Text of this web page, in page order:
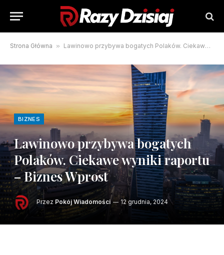
Strona Główna » Lawinowo przybywa bogatych Polaków. Ciekawe wyniki raportu – Biznes Wprost
BIZNES
Lawinowo przybywa bogatych
Polaków. Ciekawe wyniki raportu
– Biznes Wprost
Przez Pokój Wiadomości 12 grudnia, 2024